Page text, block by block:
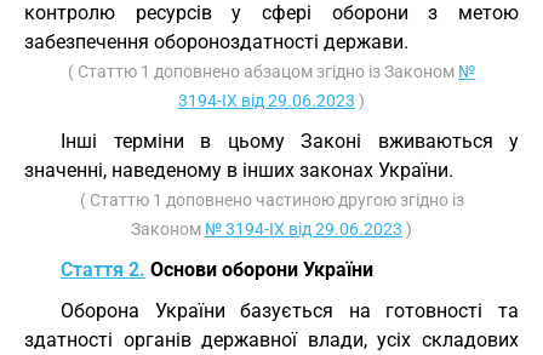
контролю ресурсів у сфері оборони з метою
забезпечення обороноздатності держави.
( Статтю 1 доповнено абзацом згідно із Законом №
3194-IX від 29.06.2023 )
Інші терміни в цьому Законі вживаються у
значенні, наведеному в інших законах України.
( Статтю 1 доповнено частиною другою згідно із
Законом № 3194-IX від 29.06.2023 )
Стаття 2. Основи оборони України
Оборона України базується на готовності та
здатності органів державної влади, усіх складових